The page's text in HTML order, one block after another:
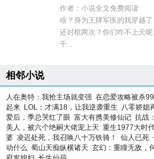
作者：小说全文免费阅读
啥？身为王牌军医的我穿越
还封棺两次？你们咋不上天
干...
相邻小说
人在奥特：我抢主场就变强 在恋爱攻略被杀
起来 LOL：才满18，让我逆袭重生 八零娇媳
爱后，季总哭红了眼 富大有携美修仙记 抗战
美人，被六个绝嗣大佬宠上天 重生1977大时
婆 凌迟处死，我召唤八十万铁骑！ 仙人已死
动什么 蜀山天痴纵横诸天 玄幻：重瞳无敌，